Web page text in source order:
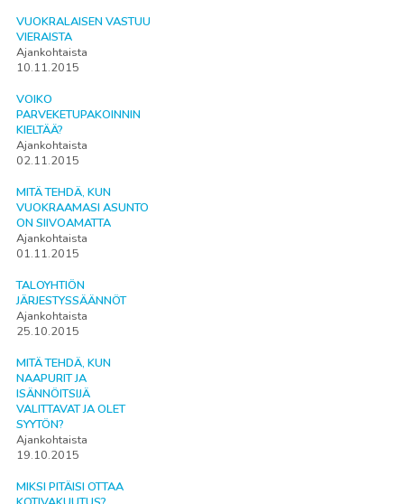
VUOKRALAISEN VASTUU
VIERAISTA
Ajankohtaista
10.11.2015
VOIKO
PARVEKETUPAKOINNIN
KIELTÄÄ?
Ajankohtaista
02.11.2015
MITÄ TEHDÄ, KUN
VUOKRAAMASI ASUNTO
ON SIIVOAMATTA
Ajankohtaista
01.11.2015
TALOYHTIÖN
JÄRJESTYSSÄÄNNÖT
Ajankohtaista
25.10.2015
MITÄ TEHDÄ, KUN
NAAPURIT JA
ISÄNNÖITSIJÄ
VALITTAVAT JA OLET
SYYTÖN?
Ajankohtaista
19.10.2015
MIKSI PITÄISI OTTAA